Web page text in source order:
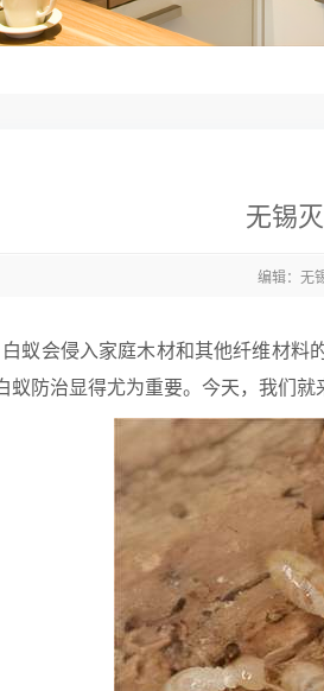
无锡
编辑：无
白蚁会侵入家庭木材和其他纤维材料
蚁防治显得尤为重要。今天，我们就